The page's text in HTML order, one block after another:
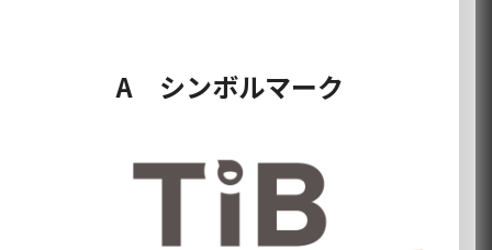
A シンボルマーク